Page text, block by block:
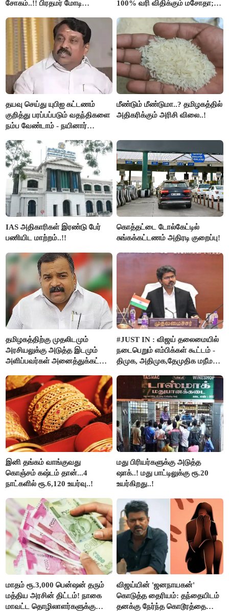
சோகம்..!! பிரதமர் மோடி
100% வரி விதிக்கும் மசோதா;
தயவு செய்து யுபிஐ கட்டணம்
குறித்து பரப்பப்படும் வதந்திகளை
நம்ப வேண்டாம் - நயினார்
மீண்டும் மீண்டுமா..? தமிழகத்தில்
அதிகரிக்கும் அரிசி விலை..!
IAS அதிகாரிகள் இரண்டு பேர்
பணியிட மாற்றம்..!!
கொத்தட்டை டோல்கேட்டில்
சுங்கக்கட்டணம் அதிரடி குறைப்பு!
தமிழகத்திற்கு முதலிடமும்
அரசியலுக்கு அடுத்த இடமும்
அளிப்பவர்கள் அனைத்துக்கட்சி
பங்கேற்பார்கள் - மாணிக்கம்
தாகூர்..!!
#JUST IN : விஜய் தலைமையில்
நடைபெறும் எம்பிக்கள் கூட்டம் -
திமுக, அதிமுக,தேமுதிக மநீம
இனி தங்கம் வாங்குவது
கொஞ்சம் கஷ்டம் தான்...4
நாட்களில் ரூ.6,120 உயர்வு..!
மது பிரியர்களுக்கு அடுத்த
ஷாக்..! மது பாட்டிலுக்கு ரூ.20
உயர்கிறது..!
மாதம் ரூ.3,000 பென்ஷன் தரும்
மத்திய அரசின் திட்டம்! நாகை
மாவட்ட தொழிலாளர்களுக்கு
விஜய்யின் 'ஜனநாயகன்'
கொடுத்த தைரியம்: தந்தையிடம்
தனக்கு நேர்ந்த கொடூரத்தை